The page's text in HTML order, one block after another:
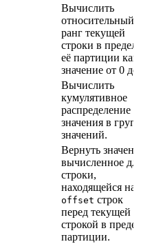
Вычислить
относительный
ранг текущей
строки в пределах
её партиции как
значение от 0 до 1.
Вычислить
кумулятивное
распределение
значения в группе
значений.
Вернуть значение,
вычисленное для
строки,
находящейся на
offset строк
перед текущей
строкой в
партиции.